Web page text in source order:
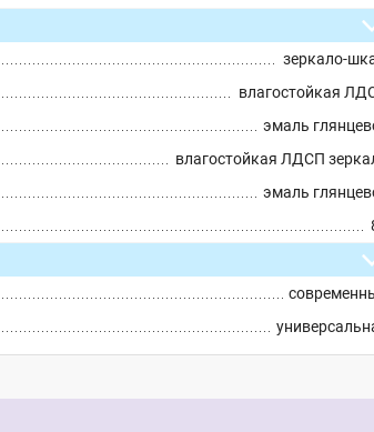
зеркало-
влагостойкая
эмаль
влагостойкая ЛДСП
эмаль